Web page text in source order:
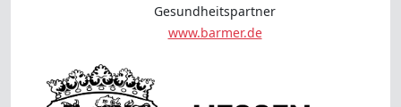
Gesundheitspartner
www.barmer.de